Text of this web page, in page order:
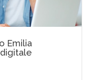
Emilia